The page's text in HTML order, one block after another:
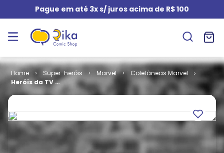
Pague em até 3x s/ juros acima de R$ 100
Super-heróis Marvel
Coletâneas Marvel
Heróis da TV #
072